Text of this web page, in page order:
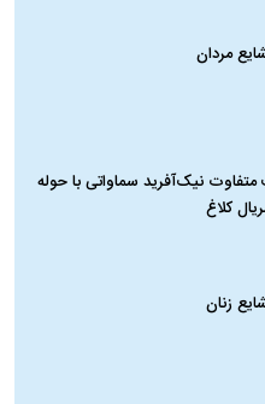
مردان
نیک‌آفرید سماواتی با حوله
کلاغ
زنان